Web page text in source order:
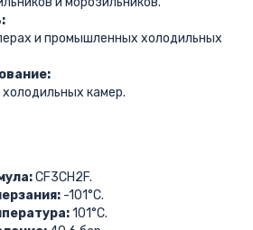
и промышленных холодильных
камер.
CF3CH2F.
-101°C.
101°C.